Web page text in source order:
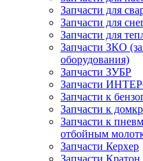
Запчасти для
Запчасти для
Запчасти для
Запчасти ЗКО
оборудования)
Запчасти ЗУБР
Запчасти
Запчасти к
Запчасти к
Запчасти к
отбойным
Запчасти Керхер
Запчасти Кратон